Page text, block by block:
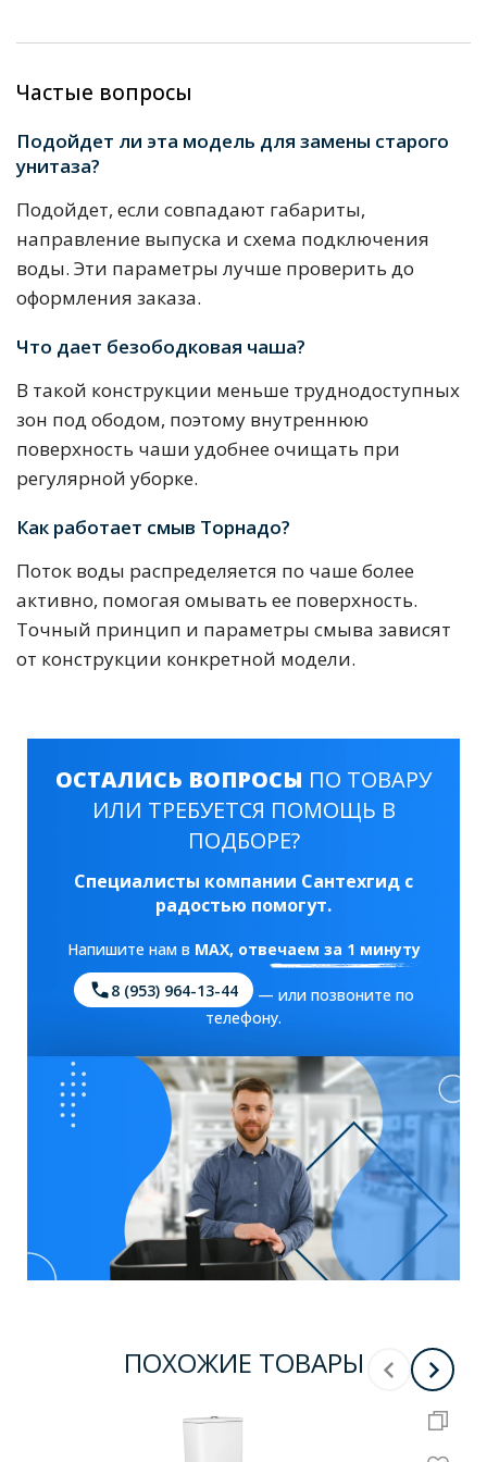
Частые вопросы
Подойдет ли эта модель для замены старого
унитаза?
Подойдет, если совпадают габариты,
направление выпуска и схема подключения
воды. Эти параметры лучше проверить до
оформления заказа.
Что дает безободковая чаша?
В такой конструкции меньше труднодоступных
зон под ободом, поэтому внутреннюю
поверхность чаши удобнее очищать при
регулярной уборке.
Как работает смыв Торнадо?
Поток воды распределяется по чаше более
активно, помогая омывать ее поверхность.
Точный принцип и параметры смыва зависят
от конструкции конкретной модели.
ОСТАЛИСЬ ВОПРОСЫ ПО ТОВАРУ
ИЛИ ТРЕБУЕТСЯ ПОМОЩЬ В
ПОДБОРЕ?
Специалисты компании Сантехгид с
радостью помогут.
Напишите нам в MAX, отвечаем за 1 минуту
8 (953) 964-13-44
— или позвоните по
телефону.
ПОХОЖИЕ ТОВАРЫ